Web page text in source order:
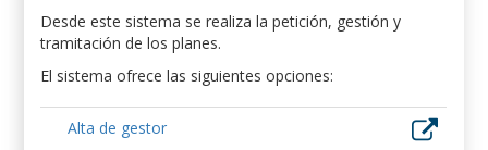
Desde este sistema se realiza la petición, gestión y
tramitación de los planes.
El sistema ofrece las siguientes opciones:
Alta de gestor